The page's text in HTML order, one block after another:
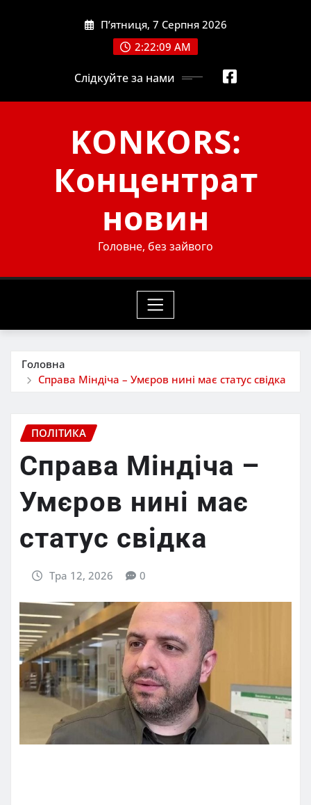
П’ятниця, 7 Серпня 2026
2:22:10 AM
Слідкуйте за нами
KONKORS:
Концентрат
новин
Головне, без зайвого
Головна
Справа Міндіча – Умєров нині має статус свідка
ПОЛІТИКА
Справа Міндіча –
Умєров нині має
статус свідка
Тра 12, 2026 0